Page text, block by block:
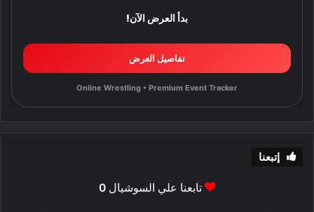
بدأ العرض الآن!
تفاصيل العرض
Online Wrestling • Premium Event Tracker
إتبعنا
تابعنا علي السوشيال0